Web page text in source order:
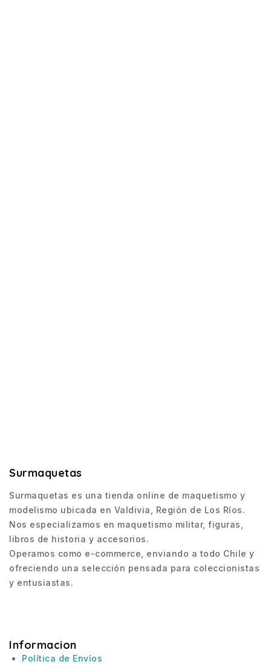
Surmaquetas
Surmaquetas es una tienda online de maquetismo y
modelismo ubicada en Valdivia, Región de Los Ríos.
Nos especializamos en maquetismo militar, figuras,
libros de historia y accesorios.
Operamos como e-commerce, enviando a todo Chile y
ofreciendo una selección pensada para coleccionistas
y entusiastas.
Informacion
Política de Envíos